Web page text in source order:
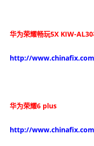
华为荣耀畅玩5X KIW-AL30
http://www.chinafix.com/
华为荣耀6 plus
http://www.chinafix.com/